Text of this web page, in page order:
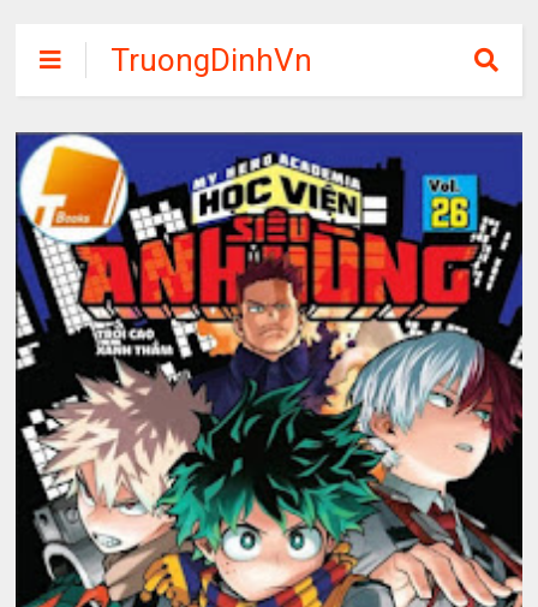
TruongDinhVn
Chia sẽ ebook,
các khóa học,
phần mềm học
tập miễn phí